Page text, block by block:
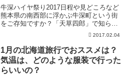
牛深ハイヤ祭り2017日程や見どころなど
熊本県の南西部に浮かぶ牛深町という街
をご存知ですか？「天草四郎」で知られ
る天草諸島の最南端にあります。牛深町
勢やってきます。牛深ハイヤ祭りは、い
ったいどんな祭り？...
2017.02.04
1月の北海道旅行でおススメは？
気温は、どのような服装で行った
らいいの？